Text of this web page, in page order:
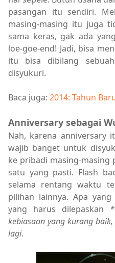
pasangan itu sendiri.
masing-masing itu juga
sama keras, gak ada
loe-goe-end! Jadi, bisa
itu bisa dibilang
disyukuri.
Baca juga: 2014: Tahun
Anniversary sebagai
Nah, karena anniversary
wajib banget untuk
ke pribadi masing-masing
satu yang pasti. Flash
selama rentang waktu
pilihan lainnya. Apa
yang harus dilepaskan
kebiasaan yang kurang
lagi.